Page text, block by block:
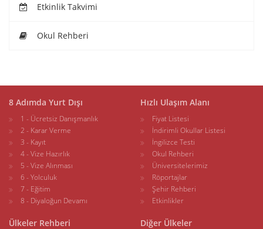
Etkinlik Takvimi
Okul Rehberi
8 Adımda Yurt Dışı
1 - Ücretsiz Danışmanlık
2 - Karar Verme
3 - Kayıt
4 - Vize Hazırlık
5 - Vize Alınması
6 - Yolculuk
7 - Eğitim
8 - Diyaloğun Devamı
Hızlı Ulaşım Alanı
Fiyat Listesi
İndirimli Okullar Listesi
İngilizce Testi
Okul Rehberi
Üniversitelerimiz
Röportajlar
Şehir Rehberi
Etkinlikler
Ülkeler Rehberi Diğer Ülkeler